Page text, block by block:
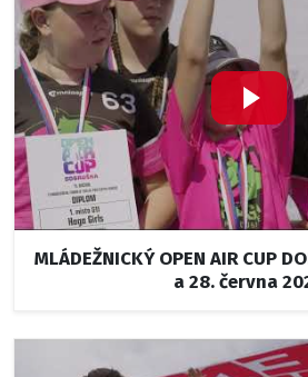
MLÁDEŽNICKÝ OPEN AIR CUP
a 28. června